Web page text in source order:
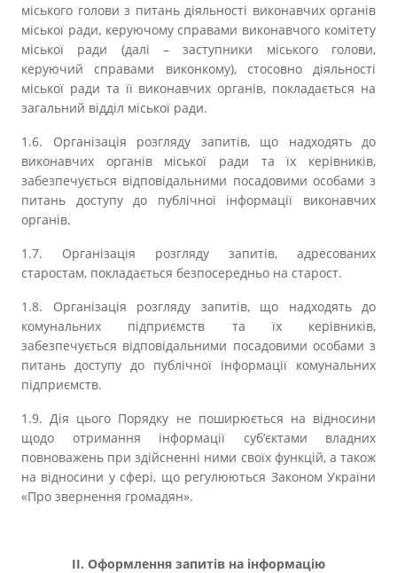
міського голови з питань діяльності виконавчих органів
міської ради, керуючому справами виконавчого комітету
міської ради (далі – заступники міського голови,
керуючий справами виконкому), стосовно діяльності
міської ради та її виконавчих органів, покладається на
загальний відділ міської ради.
1.6. Організація розгляду запитів, що надходять до
виконавчих органів міської ради та їх керівників,
забезпечується відповідальними посадовими особами з
питань доступу до публічної інформації виконавчих
органів.
1.7. Організація розгляду запитів, адресованих
старостам, покладається безпосередньо на старост.
1.8. Організація розгляду запитів, що надходять до
комунальних підприємств та їх керівників,
забезпечується відповідальними посадовими особами з
питань доступу до публічної інформації комунальних
підприємств.
1.9. Дія цього Порядку не поширюється на відносини
щодо отримання інформації суб’єктами владних
повноважень при здійсненні ними своїх функцій, а також
на відносини у сфері, що регулюються Законом України
«Про звернення громадян».
ІІ. Оформлення запитів на інформацію